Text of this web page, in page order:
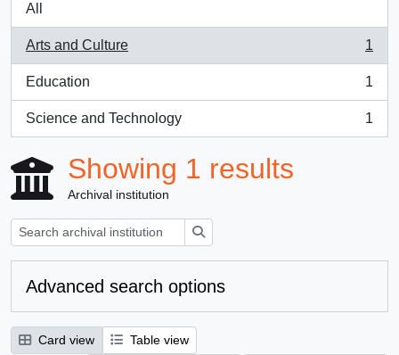
All
Arts and Culture
, 1 results
1
Education
, 1 results
1
Science and Technology
, 1 results
1
Showing 1 results
Archival institution
Advanced search options
Card view
Table view